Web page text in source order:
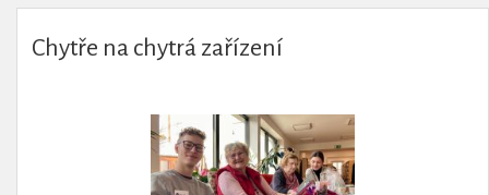
Chytře na chytrá zařízení